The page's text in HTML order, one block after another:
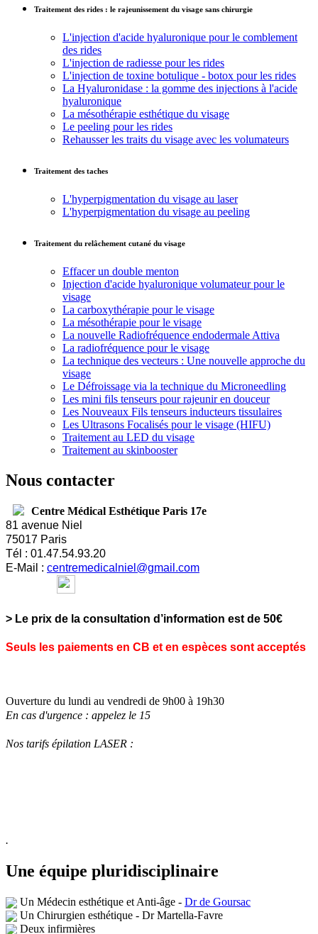
Traitement des rides : le rajeunissement du visage sans chirurgie
L'injection d'acide hyaluronique pour le comblement
des rides
L'injection de radiesse pour les rides
L'injection de toxine botulique - botox pour les rides
La Hyaluronidase : la gomme des injections à l'acide
hyaluronique
La mésothérapie esthétique du visage
Le peeling pour les rides
Rehausser les traits du visage avec les volumateurs
Traitement des taches
L'hyperpigmentation du visage au laser
L'hyperpigmentation du visage au peeling
Traitement du relâchement cutané du visage
Effacer un double menton
Injection d'acide hyaluronique volumateur pour le
visage
La carboxythérapie pour le visage
La mésothérapie pour le visage
La nouvelle Radiofréquence endodermale Attiva
La radiofréquence pour le visage
La technique des vecteurs : Une nouvelle approche du
visage
Le Défroissage via la technique du Microneedling
Les mini fils tenseurs pour rajeunir en douceur
Les Nouveaux Fils tenseurs inducteurs tissulaires
Les Ultrasons Focalisés pour le visage (HIFU)
Traitement au LED du visage
Traitement au skinbooster
Nous contacter
Centre Médical Esthétique Paris 17e
81 avenue Niel
75017 Paris
Tél : 01.47.54.93.20
E-Mail : centremedicalniel@gmail.com
> Le prix de la consultation d’information est de 50€
Seuls les paiements en CB et en espèces sont acceptés
Ouverture du lundi au vendredi de 9h00 à 19h30
En cas d'urgence : appelez le 15
Nos tarifs épilation LASER :
.
Une équipe pluridisciplinaire
Un Médecin esthétique et Anti-âge - Dr de Goursac
Un Chirurgien esthétique - Dr Martella-Favre
Deux infirmières